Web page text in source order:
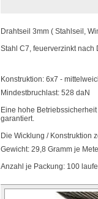
Drahtseil 3mm ( Stahlseil,
Stahl C7, feuerverzinkt nach
Konstruktion: 6x7 -
Mindestbruchlast: 528 daN
Eine hohe
garantiert.
Die Wicklung / Konstruktion
Gewicht: 29,8 Gramm je
Anzahl je Packung: 100